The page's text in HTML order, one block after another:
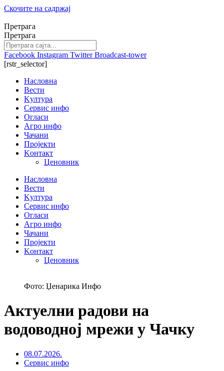
Скочите на садржај
Претрага
Претрага
Facebook Instagram Twitter Broadcast-tower
[rstr_selector]
Насловна
Вести
Kултура
Сервис инфо
Огласи
Агро инфо
Чачани
Пројекти
Kонтакт
Ценовник
Насловна
Вести
Kултура
Сервис инфо
Огласи
Агро инфо
Чачани
Пројекти
Kонтакт
Ценовник
Фото: Џенарика Инфо
Актуелни радови на
водоводној мрежи у Чачку
08.07.2026.
Сервис инфо